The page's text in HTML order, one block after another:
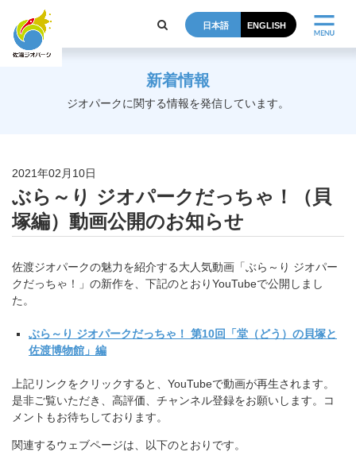
日本語 ENGLISH
新着情報
ジオパークに関する情報を発信しています。
2021年02月10日
ぶら～り ジオパークだっちゃ！（貝
塚編）動画公開のお知らせ
佐渡ジオパークの魅力を紹介する大人気動画「ぶら～り ジオパー
クだっちゃ！」の新作を、下記のとおりYouTubeで公開しまし
た。
ぶら～り ジオパークだっちゃ！ 第10回「堂（どう）の貝塚と
佐渡博物館」編
上記リンクをクリックすると、YouTubeで動画が再生されます。
是非ご覧いただき、高評価、チャンネル登録をお願いします。
コ
メントもお待ちしております。
関連するウェブページは、以下のとおりです。